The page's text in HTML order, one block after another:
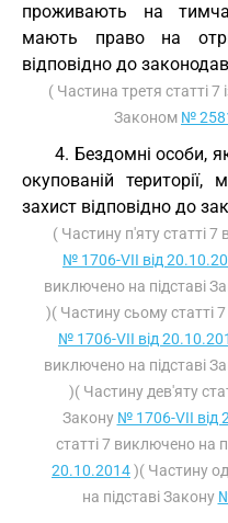
проживають на
мають право на
відповідно до
( Частина третя статті 7
Законом №
4. Бездомні особи,
окупованій
захист відповідно до
( Частину п'яту статті
№ 1706-VII від
виключено на підставі
)( Частину сьому статті
№ 1706-VII від
виключено на підставі
)( Частину дев'яту
Закону № 1706-VII від
статті 7 виключено на
20.10.2014)( Частину
на підставі Закону